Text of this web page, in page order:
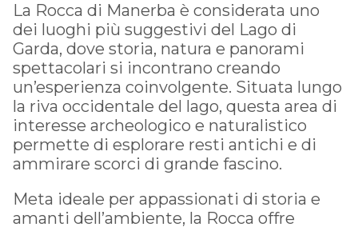
La Rocca di Manerba è considerata uno
dei luoghi più suggestivi del Lago di
Garda, dove storia, natura e panorami
spettacolari si incontrano creando
un’esperienza coinvolgente. Situata lungo
la riva occidentale del lago, questa area di
interesse archeologico e naturalistico
permette di esplorare resti antichi e di
ammirare scorci di grande fascino.
Meta ideale per appassionati di storia e
amanti dell’ambiente, la Rocca offre